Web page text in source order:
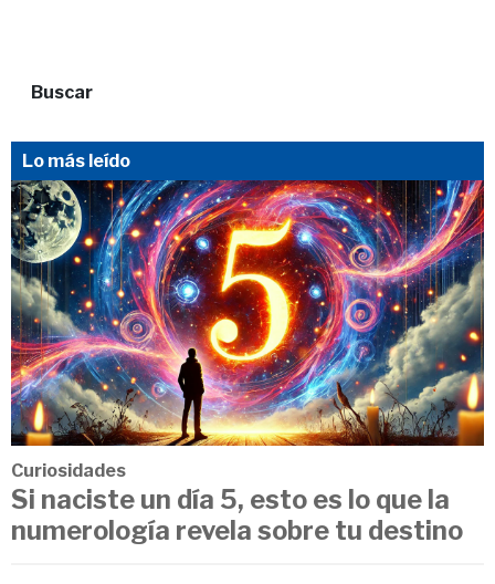
Buscar
Lo más leído
Curiosidades
Si naciste un día 5, esto es lo que la
numerología revela sobre tu destino